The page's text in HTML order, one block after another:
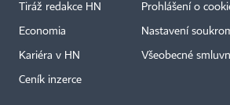
Tiráž redakce HN
Economia
Kariéra v HN
Ceník inzerce
Prohlášení o
Nastavení
Všeobecné